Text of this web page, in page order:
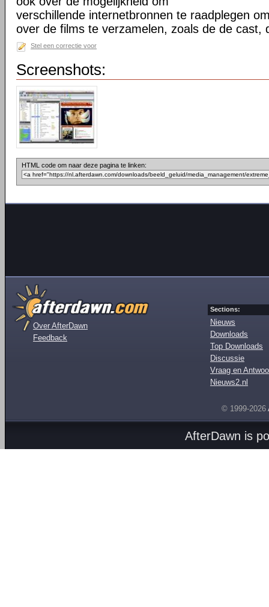
verschillende internetbronnen te raadplegen
over de films te verzamelen, zoals de de cast,
Stel een correctie voor
Screenshots:
HTML code om naar deze pagina te linken:
Over AfterDawn
Feedback
Sections:
Nieuws
Downloads
Top Downloads
Discussie
Vraag en
Nieuws2.nl
© 1999-2026
AfterDawn is